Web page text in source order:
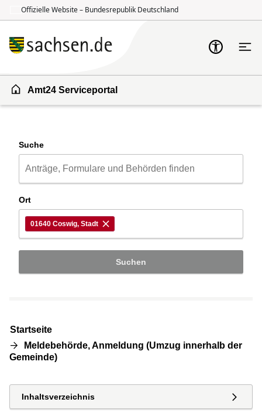
Offizielle Website – Bundesrepublik Deutschland
Amt24 Serviceportal
Suche
Ort
01640 Coswig, Stadt
Suchen
Startseite
Meldebehörde, Anmeldung (Umzug innerhalb der
Gemeinde)
Inhaltsverzeichnis